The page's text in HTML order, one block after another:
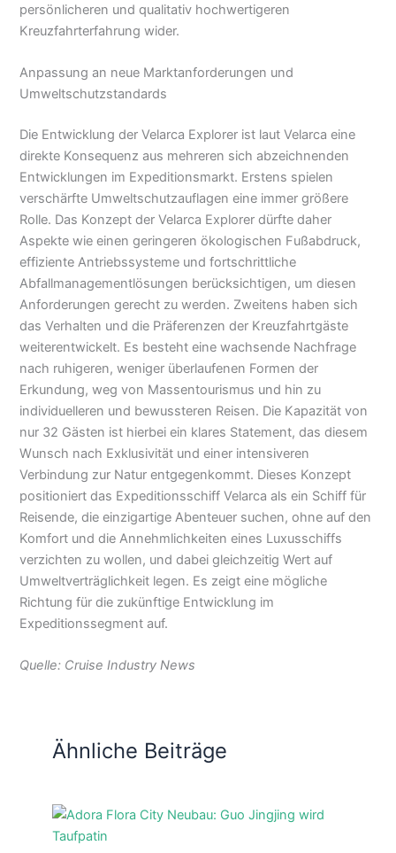
persönlicheren und qualitativ hochwertigeren
Kreuzfahrterfahrung wider.
Anpassung an neue Marktanforderungen und
Umweltschutzstandards
Die Entwicklung der Velarca Explorer ist laut Velarca eine
direkte Konsequenz aus mehreren sich abzeichnenden
Entwicklungen im Expeditionsmarkt. Erstens spielen
verschärfte Umweltschutzauflagen eine immer größere
Rolle. Das Konzept der Velarca Explorer dürfte daher
Aspekte wie einen geringeren ökologischen Fußabdruck,
effiziente Antriebssysteme und fortschrittliche
Abfallmanagementlösungen berücksichtigen, um diesen
Anforderungen gerecht zu werden. Zweitens haben sich
das Verhalten und die Präferenzen der Kreuzfahrtgäste
weiterentwickelt. Es besteht eine wachsende Nachfrage
nach ruhigeren, weniger überlaufenen Formen der
Erkundung, weg von Massentourismus und hin zu
individuelleren und bewussteren Reisen. Die Kapazität von
nur 32 Gästen ist hierbei ein klares Statement, das diesem
Wunsch nach Exklusivität und einer intensiveren
Verbindung zur Natur entgegenkommt. Dieses Konzept
positioniert das Expeditionsschiff Velarca als ein Schiff für
Reisende, die einzigartige Abenteuer suchen, ohne auf den
Komfort und die Annehmlichkeiten eines Luxusschiffs
verzichten zu wollen, und dabei gleichzeitig Wert auf
Umweltverträglichkeit legen. Es zeigt eine mögliche
Richtung für die zukünftige Entwicklung im
Expeditionssegment auf.
Quelle: Cruise Industry News
Ähnliche Beiträge